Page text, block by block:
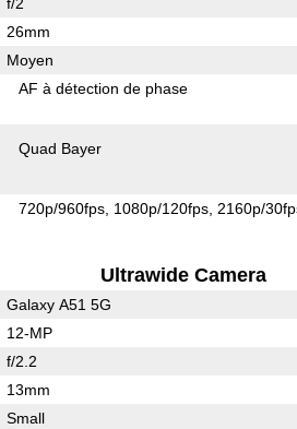
26mm
Moyen
AF à détection de phase
Quad Bayer
720p/960fps 1080p/120fps 2160p/
Ultrawide Camera
Galaxy A51 5G
12-MP
f/2.2
13mm
Small